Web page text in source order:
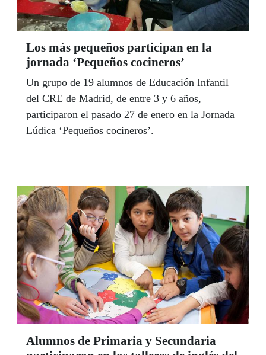
Los más pequeños participan en la
jornada ‘Pequeños cocineros’
Un grupo de 19 alumnos de Educación Infantil
del CRE de Madrid, de entre 3 y 6 años,
participaron el pasado 27 de enero en la Jornada
Lúdica ‘Pequeños cocineros’.
Alumnos de Primaria y Secundaria